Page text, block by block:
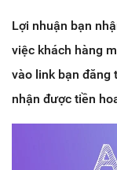
Lợi nhuận bạn
việc khách hàng
vào link bạn đăng
nhận được tiền